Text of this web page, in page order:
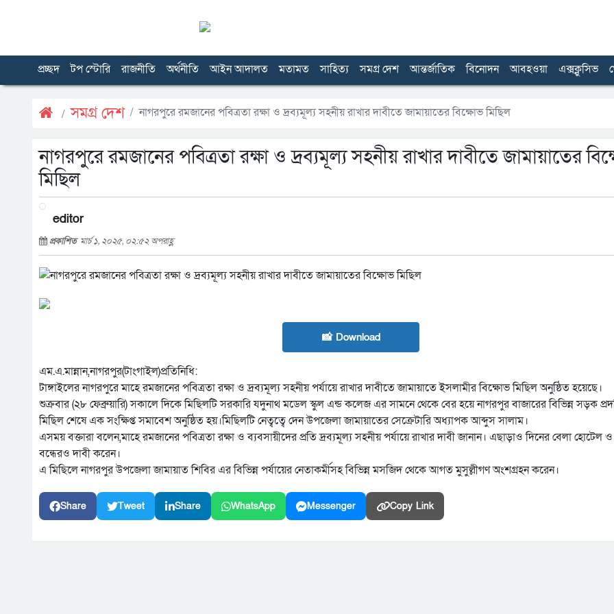
প্রচ্ছদ টপ স্টোরি রাজনীতি অর্থনীতি আইন আদালত মতামত সাহিত্য সমগ্র দেশ আন্তর্জাতিক বিনোদন আবহওয়া এক্সক্লুসিভ
সমগ্র দেশ নাগরপুরে রমজানের পবিত্রতা রক্ষা ও দ্রব্যমূল্য সহনীয় রাখার দাবীতে জামায়াতের বিক্ষোভ মিছিল
নাগরপুরে রমজানের পবিত্রতা রক্ষা ও দ্রব্যমূল্য সহনীয় রাখার দাবীতে জামায়াতের
মিছিল
editor
প্রকাশিত মার্চ ১, ২০২৫, ০২:৫২ অপরাহ্ণ
📸 Download
এম.এ.মান্নান,নাগরপুর(টাংগাইল)প্রতিনিধি:
টাঙ্গাইলের নাগরপুরে মাহে রমজানের পবিত্রতা রক্ষা ও দ্রব্যমূল্য সহনীয় পর্যায়ে রাখার দাবীতে জামায়াতে ইসলামীর বিক্ষোভ মিছিল অনুষ্ঠিত হয়েছে।
শুক্রবার (২৮ ফেব্রুয়ারি) সকালে দিকে মিছিলটি সরকারি যদুনাথ মডেল স্কুল এন্ড কলেজ এর সামনে থেকে বের হয়ে নাগরপুর বাজারের বিভিন্ন সড়ক
মিছিল শেষে এক সংক্ষিপ্ত সমাবেশ অনুষ্ঠিত হয়।মিছিলটি নেত্বত্বে দেন উপজেলা জামায়াতের সেক্রেটারি অধ্যাপক আব্দুস সালাম।
এসময় বক্তারা বলেন,মাহে রমজানের পবিত্রতা রক্ষা ও ব্যবসায়ীদের প্রতি দ্রব্যমূল্য সহনীয় পর্যায়ে রাখার দাবী জানান। এছাড়াও দিনের বেলা হোটেল ও
বন্ধেরও দাবী করেন।
এ মিছিলে নাগরপুর উপজেলা জামায়াত শিবির এর বিভিন্ন পর্যায়ের নেতাকর্মীসহ বিভিন্ন মসজিদ থেকে আগত মুসুল্লীগণ অংশগ্রহন করেন।
Share Tweet Share WhatsApp Messenger Copy Link